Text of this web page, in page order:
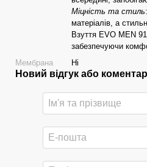
Міцність та стиль
матеріалів, а
Взуття EVO MEN
забезпечуючи
Мембрана
Ні
Новий відгук або коментар